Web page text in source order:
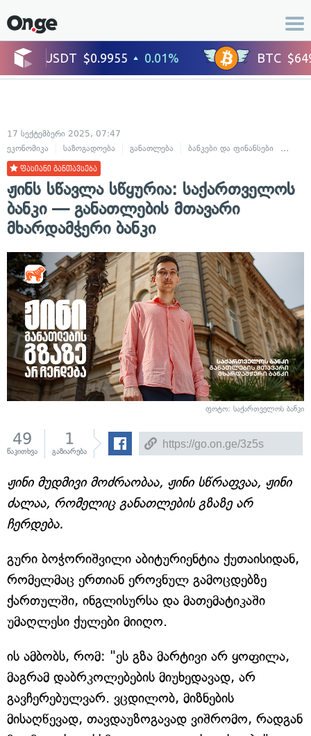
17 სექტემბერი 2025, 07:47
ეკონომიკა
საზოგადოება განათლება ბანკები და ფინანსები
ფასიანი განთავსება
ჟინს სწავლა სწყურია: საქართველოს
ბანკი — განათლების მთავარი
მხარდამჭერი ბანკი
ფოტო: საქართველოს ბანკი
49
წაკითხვა
1
გაზიარება
ჟინი მუდმივი მოძრაობაა, ჟინი სწრაფვაა, ჟინი
ძალაა, რომელიც განათლების გზაზე არ
ჩერდება.
გური ბოჭორიშვილი აბიტურიენტია ქუთაისიდან,
რომელმაც ერთიან ეროვნულ გამოცდებზე
ქართულში, ინგლისურსა და მათემატიკაში
უმაღლესი ქულები მიიღო.
ის ამბობს, რომ: "ეს გზა მარტივი არ ყოფილა,
მაგრამ დაბრკოლებების მიუხედავად, არ
გავჩერებულვარ. ვცდილობ, მიზნების
მისაღწევად, თავდაუზოგავად ვიშრომო, რადგან